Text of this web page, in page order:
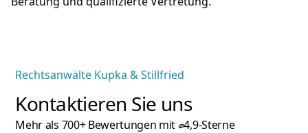
Rechtsanwälte Kupka & Stillfried
Kontaktieren Sie uns
Mehr als 700+ Bewertungen mit ⌀4,9-Sterne